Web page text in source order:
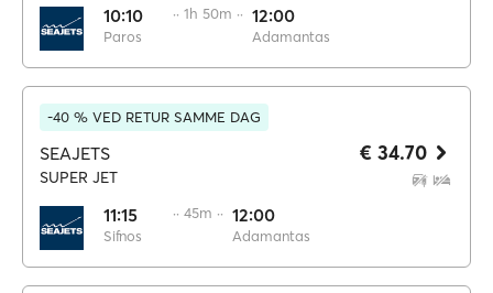
10:10
Paros
·· 1h 50m ·· 12:00
Adamantas
-40 % VED RETUR SAMME DAG
SEAJETS
SUPER JET
11:15
Sifnos
·· 45m ·· 12:00
Adamantas
€ 34.70